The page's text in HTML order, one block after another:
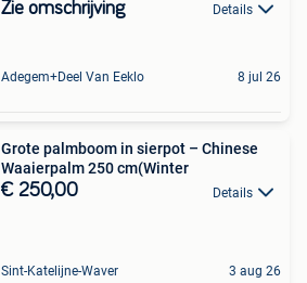
Zie omschrijving Details
Adegem+Deel Van Eeklo 8 jul 26
Grote palmboom in sierpot – Chinese
Waaierpalm 250 cm(Winter
€ 250,00 Details
Sint-Katelijne-Waver 3 aug 26